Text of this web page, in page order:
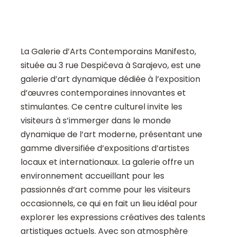
La Galerie d’Arts Contemporains Manifesto,
située au 3 rue Despićeva à Sarajevo, est une
galerie d’art dynamique dédiée à l’exposition
d’œuvres contemporaines innovantes et
stimulantes. Ce centre culturel invite les
visiteurs à s’immerger dans le monde
dynamique de l’art moderne, présentant une
gamme diversifiée d’expositions d’artistes
locaux et internationaux. La galerie offre un
environnement accueillant pour les
passionnés d’art comme pour les visiteurs
occasionnels, ce qui en fait un lieu idéal pour
explorer les expressions créatives des talents
artistiques actuels. Avec son atmosphère